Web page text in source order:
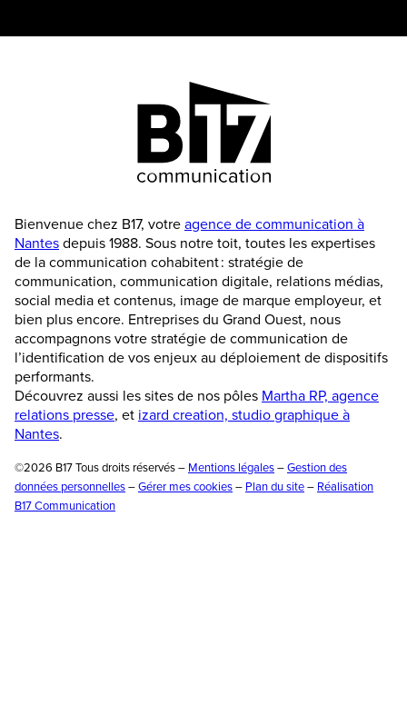
Bienvenue chez B17, votreagence de communication à
Nantesdepuis 1988. Sous notre toit, toutes les expertises
de la communication cohabitent : stratégie de
communication, communication digitale, relations médias,
social media et contenus, image de marque employeur, et
bien plus encore. Entreprises du Grand Ouest, nous
accompagnons votre stratégie de communication de
l’identification de vos enjeux au déploiement de dispositifs
performants.
Découvrez aussi les sites de nos pôles Martha RP, agence
relations presse, et izard creation, studio graphique à
Nantes.
©2026 B17 Tous droits réservés – Mentions légales–Gestion des
données personnelles–Gérer mes cookies– Plan du site– Réalisation
B17 Communication